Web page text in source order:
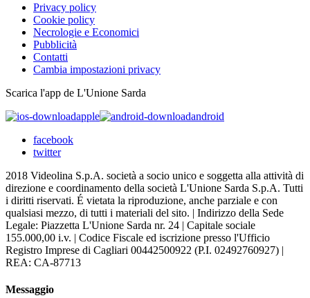
Privacy policy
Cookie policy
Necrologie e Economici
Pubblicità
Contatti
Cambia impostazioni privacy
Scarica l'app de L'Unione Sarda
apple
android
facebook
twitter
2018 Videolina S.p.A. società a socio unico e soggetta alla attività di
direzione e coordinamento della società L'Unione Sarda S.p.A. Tutti
i diritti riservati. É vietata la riproduzione, anche parziale e con
qualsiasi mezzo, di tutti i materiali del sito. | Indirizzo della Sede
Legale: Piazzetta L'Unione Sarda nr. 24 | Capitale sociale
155.000,00 i.v. | Codice Fiscale ed iscrizione presso l'Ufficio
Registro Imprese di Cagliari 00442500922 (P.I. 02492760927) |
REA: CA-87713
Messaggio